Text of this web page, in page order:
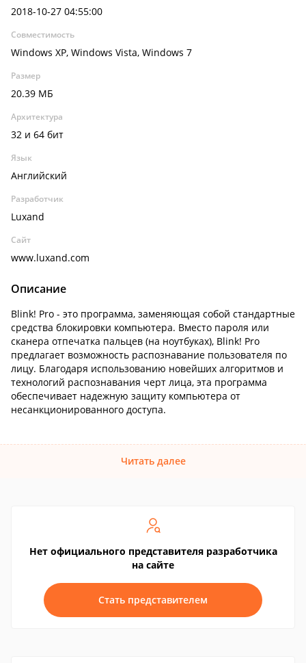
2018-10-27 04:55:00
Совместимость
Windows XP, Windows Vista, Windows 7
Размер
20.39 МБ
Архитектура
32 и 64 бит
Язык
Английский
Разработчик
Luxand
Сайт
www.luxand.com
Описание
Blink! Pro - это программа, заменяющая собой стандартные
средства блокировки компьютера. Вместо пароля или
сканера отпечатка пальцев (на ноутбуках), Blink! Pro
предлагает возможность распознавание пользователя по
лицу. Благодаря использованию новейших алгоритмов и
технологий распознавания черт лица, эта программа
обеспечивает надежную защиту компьютера от
несанкционированного доступа.
Читать далее
Нет официального представителя разработчика
на сайте
Стать представителем